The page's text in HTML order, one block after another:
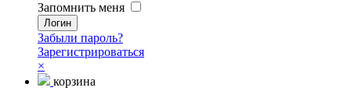
Запомнить меня
Забыли пароль?
Зарегистрироваться
×
корзина